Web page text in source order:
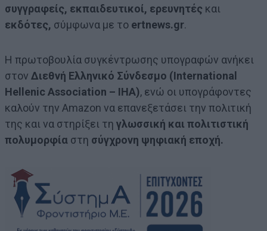
συγγραφείς, εκπαιδευτικοί, ερευνητές και
εκδότες, σύμφωνα με το ertnews.gr.
Η πρωτοβουλία συγκέντρωσης υπογραφών ανήκει
στον Διεθνή Ελληνικό Σύνδεσμο (International
Hellenic Association – IHA), ενώ οι υπογράφοντες
καλούν την Amazon να επανεξετάσει την πολιτική
της και να στηρίξει τη γλωσσική και πολιτιστική
πολυμορφία στη σύγχρονη ψηφιακή εποχή.